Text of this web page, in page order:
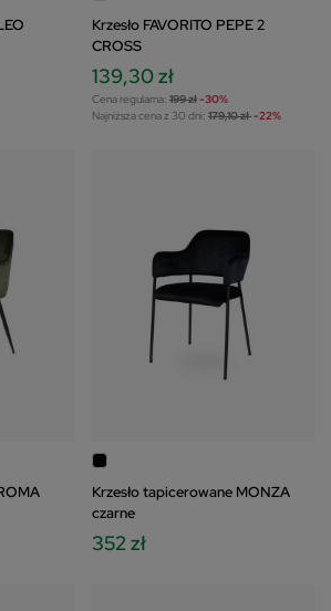
Krzesło FAVORITO PEPE 2
CROSS
139,30 zł
Cena regularna: 199 zł-30%
Najniższa cena z 30 dni: 179,10 zł-22%
Krzesło tapicerowane MONZA
czarne
352 zł